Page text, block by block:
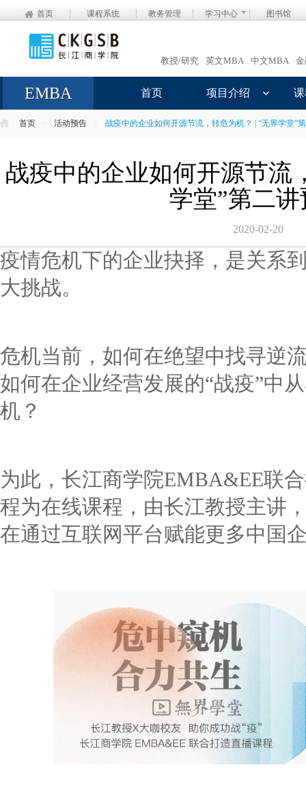
首页 课程系统 教务管理 学习中心 图书馆
教授/研究 英文MBA 中文MBA
EMBA 首页 项目介绍
首页 活动预告 战疫中的企业如何开源节流，转危为机？ | “无界学堂”
战疫中的企业如何开源节流
学堂”第二
2020-02-20
疫情危机下的企业抉择，是关系
大挑战。
危机当前，如何在绝望中找寻逆
如何在企业经营发展的“战疫”中
机？
为此，长江商学院EMBA&EE联
程为在线课程，由长江教授主讲
在通过互联网平台赋能更多中国